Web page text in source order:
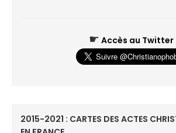
☛ Accès au Twitter
2015-2021 : CARTES DES ACTES